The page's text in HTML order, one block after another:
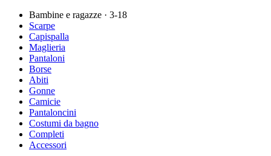
Bambine e ragazze · 3-18
Scarpe
Capispalla
Maglieria
Pantaloni
Borse
Abiti
Gonne
Camicie
Pantaloncini
Costumi da bagno
Completi
Accessori